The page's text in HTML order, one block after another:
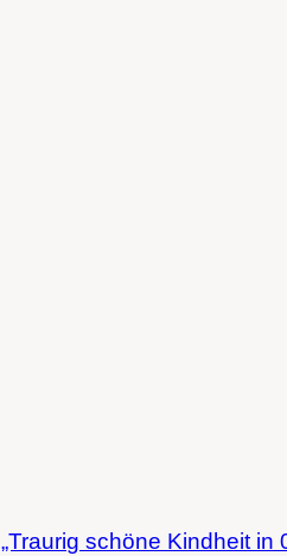
„Traurig schöne Kindheit in